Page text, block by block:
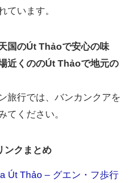
ています。
国のÚt Thảoで安心の味
近くののÚt Thảoで地元の
旅行では、バンカンクアを
てください。
ンクまとめ
Út Thảo – グエン・フ歩行